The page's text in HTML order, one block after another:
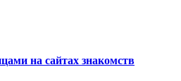
на сайтах знакомств